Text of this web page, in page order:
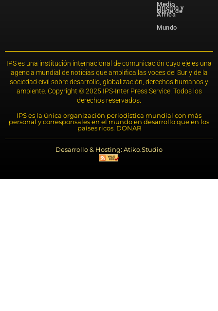
Medio
Oriente y
Norte de
África
Mundo
IPS es una institución internacional de comunicación cuyo eje es una
agencia mundial de noticias que amplifica las voces del Sur y de la
sociedad civil sobre desarrollo, globalización, derechos humanos y
ambiente. Copyright © 2025 IPS-Inter Press Service. Todos los
derechos reservados.
IPS es la única organización periodística mundial con más
personal y corresponsales en el mundo en desarrollo que en los
países ricos. DONAR
Desarrollo & Hosting: Atiko.Studio